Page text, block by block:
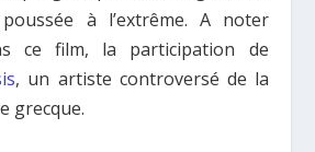
à l’extrême. A noter
ce film, la participation de
, un artiste controversé de la
grecque.